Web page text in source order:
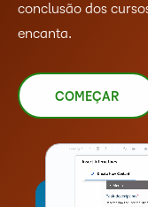
conclusão dos
encanta.
COMEÇAR